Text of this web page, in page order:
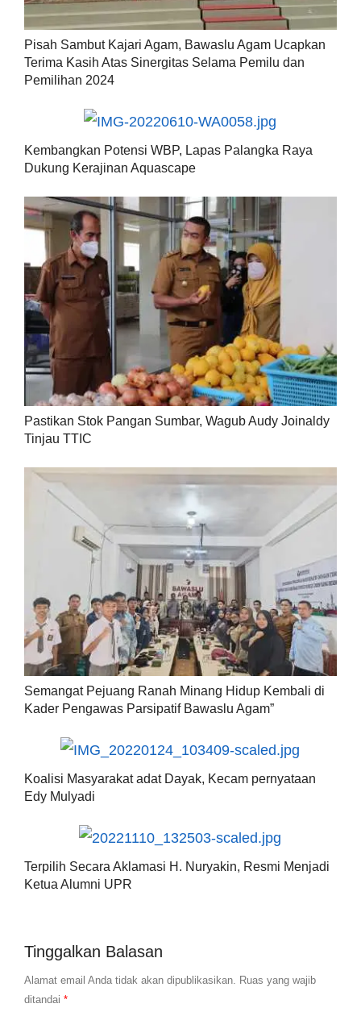
Pisah Sambut Kajari Agam, Bawaslu Agam Ucapkan
Terima Kasih Atas Sinergitas Selama Pemilu dan
Pemilihan 2024
Kembangkan Potensi WBP, Lapas Palangka Raya
Dukung Kerajinan Aquascape
Pastikan Stok Pangan Sumbar, Wagub Audy Joinaldy
Tinjau TTIC
Semangat Pejuang Ranah Minang Hidup Kembali di
Kader Pengawas Parsipatif Bawaslu Agam”
Koalisi Masyarakat adat Dayak, Kecam pernyataan
Edy Mulyadi
Terpilih Secara Aklamasi H. Nuryakin, Resmi Menjadi
Ketua Alumni UPR
Tinggalkan Balasan
Alamat email Anda tidak akan dipublikasikan. Ruas yang wajib
ditandai *